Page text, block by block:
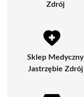
Zdrój
Sklep Medyczny
Jastrzębie Zdrój